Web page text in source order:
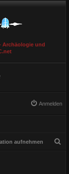
Archäologie und
Anmelden
aufnehmen